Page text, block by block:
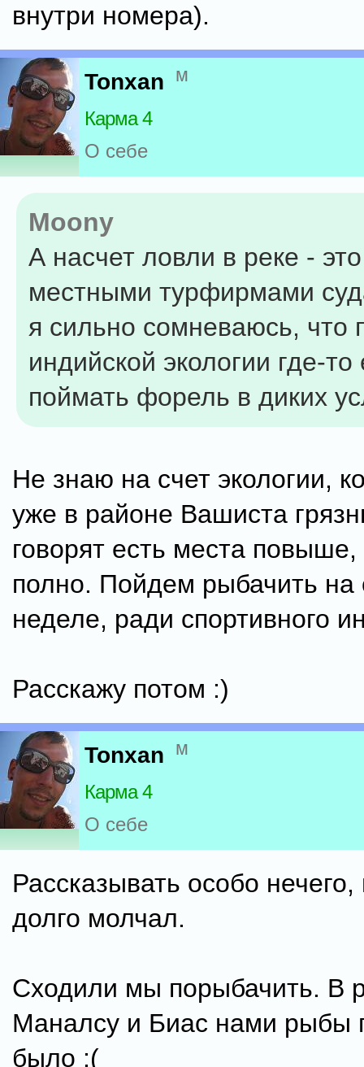
внутри номера).
Tonxan м
Карма 4
О себе
Moony
А насчет ловли в реке -
местными турфирмами
я сильно сомневаюсь, что
индийской экологии где-
поймать форель в диких
Не знаю на счет экологии,
уже в районе Вашиста
говорят есть места
полно. Пойдем рыбачить
неделе, ради спортивного
Расскажу потом :)
Tonxan м
Карма 4
О себе
Рассказывать особо нечего,
долго молчал.
Сходили мы порыбачить. В
Маналсу и Биас нами рыбы
было :(